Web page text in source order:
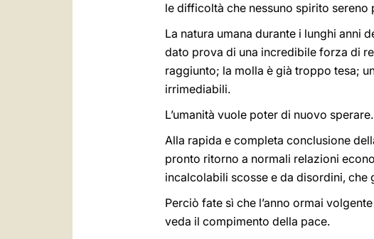
le difficoltà che nessuno spirito
La natura umana durante i lunghi anni
dato prova di una incredibile forza di
raggiunto; la molla è già troppo tesa;
irrimediabili.
L’umanità vuole poter di nuovo sperare.
Alla rapida e completa conclusione
pronto ritorno a normali relazioni
incalcolabili scosse e da disordini,
Perciò fate sì che l’anno ormai
veda il compimento della pace.